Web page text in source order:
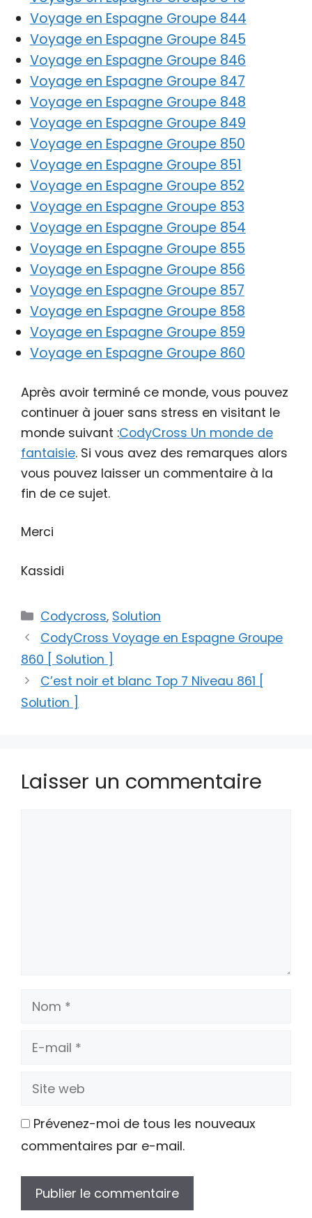
Voyage en Espagne Groupe 844
Voyage en Espagne Groupe 845
Voyage en Espagne Groupe 846
Voyage en Espagne Groupe 847
Voyage en Espagne Groupe 848
Voyage en Espagne Groupe 849
Voyage en Espagne Groupe 850
Voyage en Espagne Groupe 851
Voyage en Espagne Groupe 852
Voyage en Espagne Groupe 853
Voyage en Espagne Groupe 854
Voyage en Espagne Groupe 855
Voyage en Espagne Groupe 856
Voyage en Espagne Groupe 857
Voyage en Espagne Groupe 858
Voyage en Espagne Groupe 859
Voyage en Espagne Groupe 860
Après avoir terminé ce monde, vous pouvez
continuer à jouer sans stress en visitant le
monde suivant :CodyCross Un monde de
fantaisie. Si vous avez des remarques alors
vous pouvez laisser un commentaire à la
fin de ce sujet.
Merci
Kassidi
Catégories
Codycross, Solution
CodyCross Voyage en Espagne Groupe
860 [ Solution ]
C’est noir et blanc Top 7 Niveau 861 [
Solution ]
Laisser un commentaire
Nom
E-
Site
Prévenez-moi de tous les nouveaux
commentaires par e-mail.